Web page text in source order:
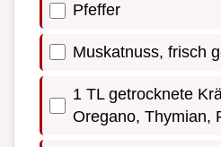
Pfeffer
Muskatnuss, frisch
1 TL getrocknete
Oregano, Thymian,